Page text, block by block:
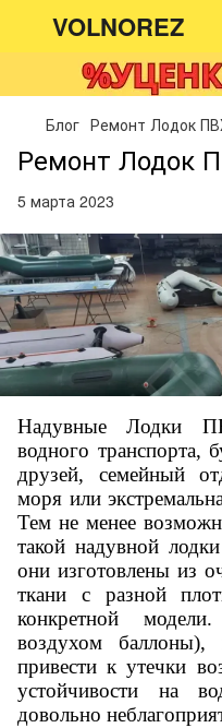
VOLNOREZ
Блог Ремонт Лодок
Ремонт Лодок
5 марта 2023
Надувные Лодки
водного транспорта,
друзей, семейный
моря или
Тем не менее
такой надувной
они изготовлены из
ткани с разной
конкретной
воздухом баллоны),
привести к утечки
устойчивости на
довольно